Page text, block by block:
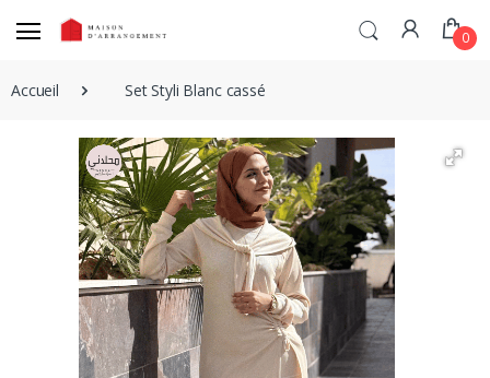
0
Accueil Set Styli Blanc cassé